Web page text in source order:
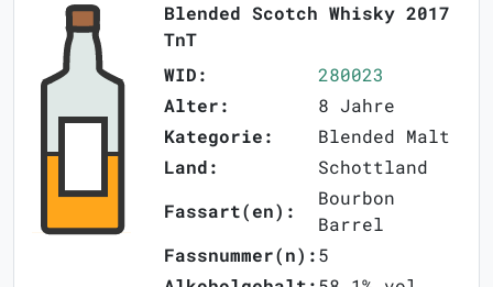
Blended Scotch Whisky 2017
TnT
WID:
280023
Alter:
8 Jahre
Kategorie:
Blended Malt
Land:
Schottland
Fassart(en):
Bourbon
Barrel
Fassnummer(n):5